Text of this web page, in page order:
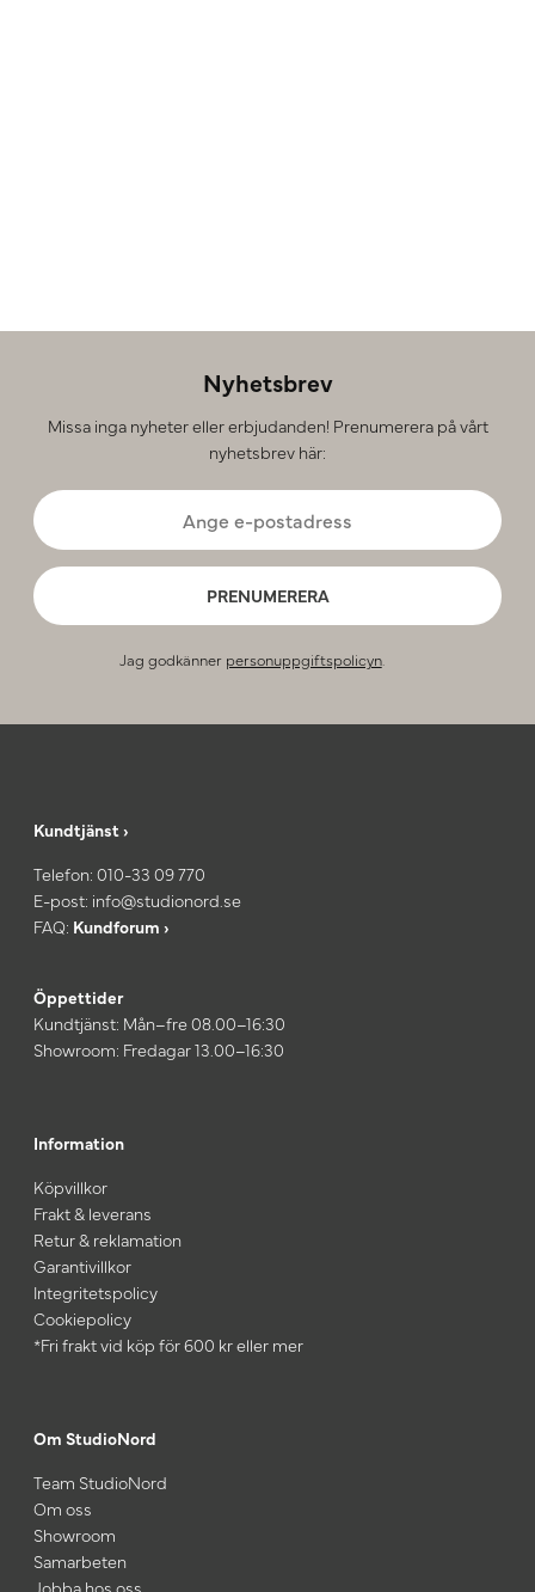
Nyhetsbrev
Missa inga nyheter eller erbjudanden! Prenumerera på vårt
nyhetsbrev här:
PRENUMERERA
Jag godkänner personuppgiftspolicyn.
Kundtjänst ›
Telefon: 010-33 09 770
E-post: info@studionord.se
FAQ: Kundforum ›
Öppettider
Kundtjänst: Mån–fre 08.00–16:30
Showroom: Fredagar 13.00–16:30
Information
Köpvillkor
Frakt & leverans
Retur & reklamation
Garantivillkor
Integritetspolicy
Cookiepolicy
*Fri frakt vid köp för 600 kr eller mer
Om StudioNord
Team StudioNord
Om oss
Showroom
Samarbeten
Jobba hos oss